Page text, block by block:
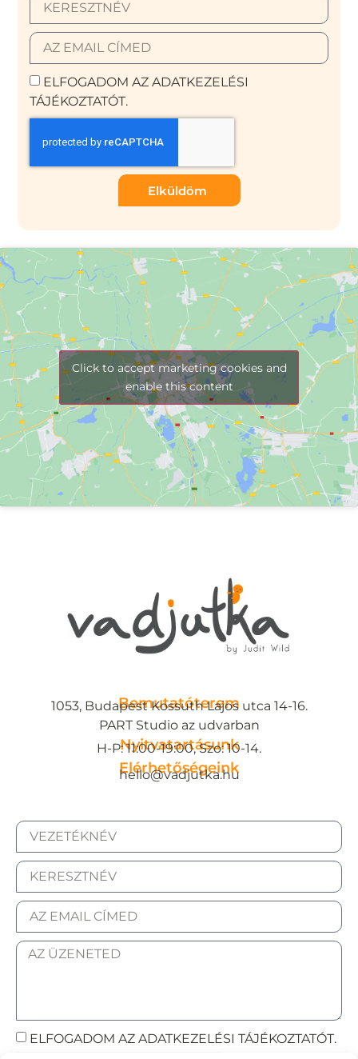
ELFOGADOM AZ ADATKEZELÉSI
TÁJÉKOZTATÓT.
Elküldöm
Click to accept marketing cookies and
enable this content
Bemutatóterem
1053, Budapest Kossuth Lajos utca 14-16.
PART Studio az udvarban
Nyitvatartásunk
H-P: 11:00-19:00, Szo: 10-14.
Elérhetőségeink
hello@vadjutka.hu
ELFOGADOM AZ ADATKEZELÉSI TÁJÉKOZTATÓT.